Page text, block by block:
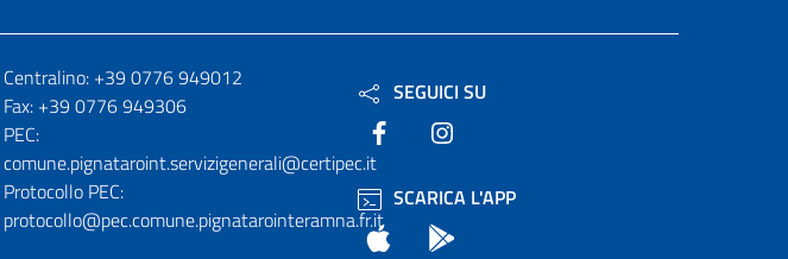
Numeri utili
Centralino: +39 0776 949012
Fax: +39 0776 949306
PEC:
comune.pignataroint.servizigenerali@certipec.it
Protocollo PEC:
protocollo@pec.comune.pignatarointeramna.fr.it
SEGUICI SU
Facebook
SCARICA L'APP
App Store